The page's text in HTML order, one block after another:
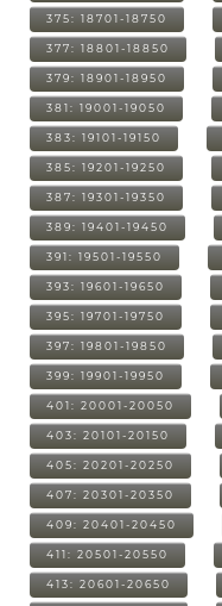
375: 18701-18750
377: 18801-18850
379: 18901-18950
381: 19001-19050
383: 19101-19150
385: 19201-19250
387: 19301-19350
389: 19401-19450
391: 19501-19550
393: 19601-19650
395: 19701-19750
397: 19801-19850
399: 19901-19950
401: 20001-20050
403: 20101-20150
405: 20201-20250
407: 20301-20350
409: 20401-20450
411: 20501-20550
413: 20601-20650